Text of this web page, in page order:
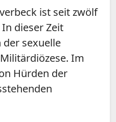
ist seit zwölf
dieser Zeit
sexuelle
Im
Hürden der